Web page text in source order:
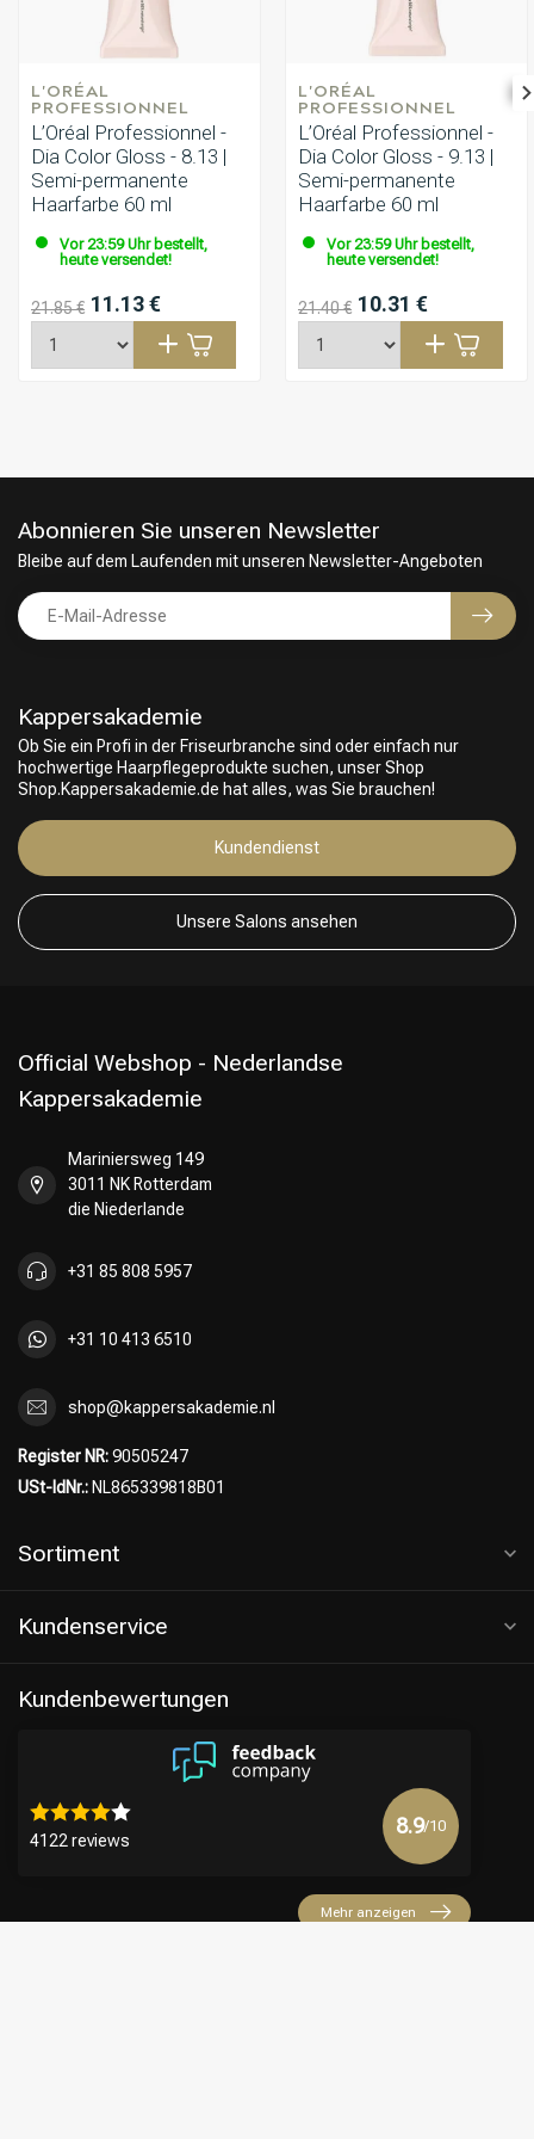
L'ORÉAL
PROFESSIONNEL
L’Oréal Professionnel -
Dia Color Gloss - 8.13 |
Semi-permanente
Haarfarbe 60 ml
Vor 23:59 Uhr bestellt,
heute versendet!
21.85 € 11.13 €
L'ORÉAL
PROFESSIONNEL
L’Oréal Professionnel -
Dia Color Gloss - 9.13 |
Semi-permanente
Haarfarbe 60 ml
Vor 23:59 Uhr bestellt,
heute versendet!
21.40 € 10.31 €
Kappersakademie
Ob Sie ein Profi in der Friseurbranche sind oder einfach nur
hochwertige Haarpflegeprodukte suchen, unser Shop
Shop.Kappersakademie.de hat alles, was Sie brauchen!
Kundendienst
Unsere Salons ansehen
Abonnieren Sie unseren Newsletter
Bleibe auf dem Laufenden mit unseren Newsletter-Angeboten
Official Webshop - Nederlandse
Kappersakademie
Mariniersweg 149
3011 NK Rotterdam
die Niederlande
+31 85 808 5957
+31 10 413 6510
shop@kappersakademie.nl
Register NR:90505247
USt-IdNr.: NL865339818B01
Sortiment
Kundenservice
Kundenbewertungen
4122 reviews
8.9/10
Mehr anzeigen